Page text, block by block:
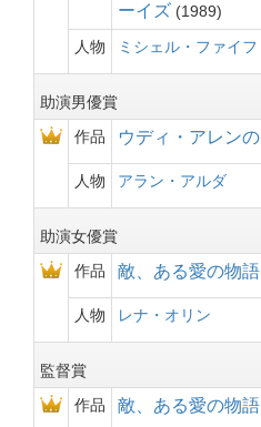
ーイズ
1989
人物
ミシェル・ファイフ
助演男優賞
作品
ウディ・アレン
人物 アラン・アルダ
助演女優賞
作品
敵、ある愛の物語
人物 レナ・オリン
監督賞
作品
敵、ある愛の物語